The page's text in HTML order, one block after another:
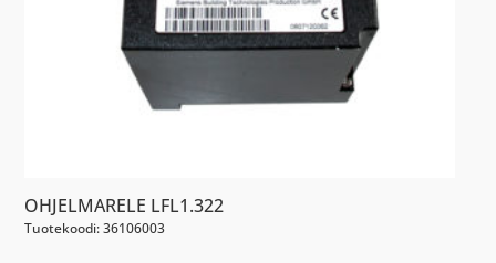
OHJELMARELE LFL1.322
Tuotekoodi: 36106003